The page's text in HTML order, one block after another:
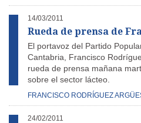
14/03/2011
Rueda de prensa de
El portavoz del Partido
Cantabria, Francisco
rueda de prensa mañana
sobre el sector lácteo.
FRANCISCO RODRÍGUEZ
24/02/2011